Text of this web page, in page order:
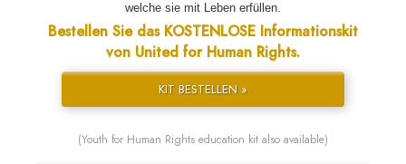
welche sie mit Leben erfüllen.
Bestellen Sie das KOSTENLOSE Informationskit
von United for Human Rights.
KIT BESTELLEN »
(Youth for Human Rights education kit also available)